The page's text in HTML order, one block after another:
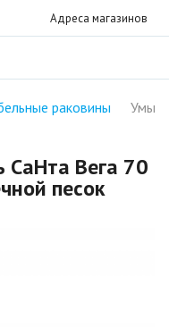
Адреса магазинов
раковины
СаНта Вега 70
песок